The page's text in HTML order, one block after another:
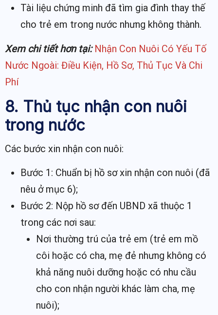
Tài liệu chứng minh đã tìm gia đình thay thế
cho trẻ em trong nước nhưng không thành.
Xem chi tiết hơn tại: Nhận Con Nuôi Có Yếu Tố
Nước Ngoài: Điều Kiện, Hồ Sơ, Thủ Tục Và Chi
Phí
8. Thủ tục nhận con nuôi
trong nước
Các bước xin nhận con nuôi:
Bước 1: Chuẩn bị hồ sơ xin nhận con nuôi (đã
nêu ở mục 6);
Bước 2: Nộp hồ sơ đến UBND xã thuộc 1
trong các nơi sau:
Nơi thường trú của trẻ em (trẻ em mồ
côi hoặc có cha, mẹ đẻ nhưng không có
khả năng nuôi dưỡng hoặc có nhu cầu
cho con nhận người khác làm cha, mẹ
nuôi);